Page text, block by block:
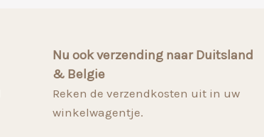
Nu ook verzending naar Duitsland
& Belgie
Reken de verzendkosten uit in uw
winkelwagentje.